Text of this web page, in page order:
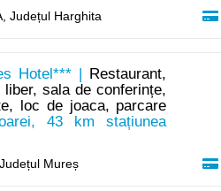
Județul Harghita
Hotel*** |
Restaurant,
sala de conferințe,
loc de joaca, parcare
43 km stațiunea
Mureș